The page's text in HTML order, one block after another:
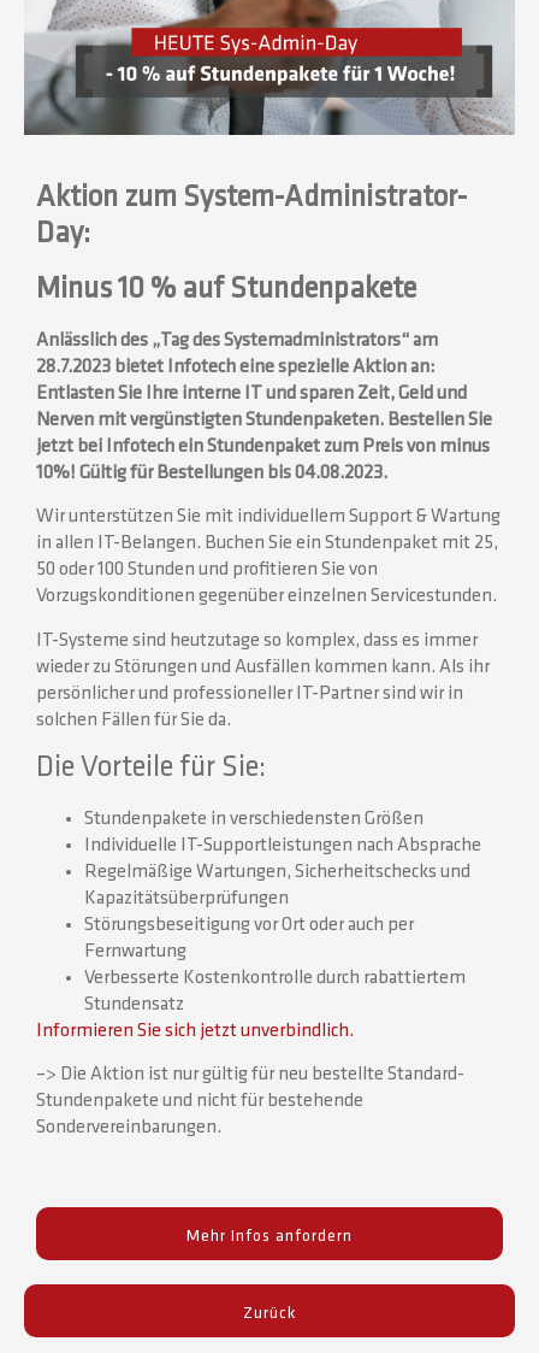
Aktion zum System-Administrator-
Day:
Minus 10 % auf Stundenpakete
Anlässlich des „Tag des Systemadministrators“ am
28.7.2023 bietet Infotech eine spezielle Aktion an:
Entlasten Sie Ihre interne IT und sparen Zeit, Geld und
Nerven mit vergünstigten Stundenpaketen. Bestellen Sie
jetzt bei Infotech ein Stundenpaket zum Preis von minus
10%! Gültig für Bestellungen bis 04.08.2023.
Wir unterstützen Sie mit individuellem Support & Wartung
in allen IT-Belangen. Buchen Sie ein Stundenpaket mit 25,
50 oder 100 Stunden und profitieren Sie von
Vorzugskonditionen gegenüber einzelnen Servicestunden.
IT-Systeme sind heutzutage so komplex, dass es immer
wieder zu Störungen und Ausfällen kommen kann. Als ihr
persönlicher und professioneller IT-Partner sind wir in
solchen Fällen für Sie da.
Die Vorteile für Sie:
Stundenpakete in verschiedensten Größen
Individuelle IT-Supportleistungen nach Absprache
Regelmäßige Wartungen, Sicherheitschecks und
Kapazitätsüberprüfungen
Störungsbeseitigung vor Ort oder auch per
Fernwartung
Verbesserte Kostenkontrolle durch rabattiertem
Stundensatz
Informieren Sie sich jetzt unverbindlich.
–> Die Aktion ist nur gültig für neu bestellte Standard-
Stundenpakete und nicht für bestehende
Sondervereinbarungen.
Mehr Infos anfordern
Zurück